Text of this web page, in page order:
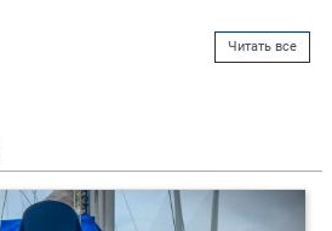
Читать все